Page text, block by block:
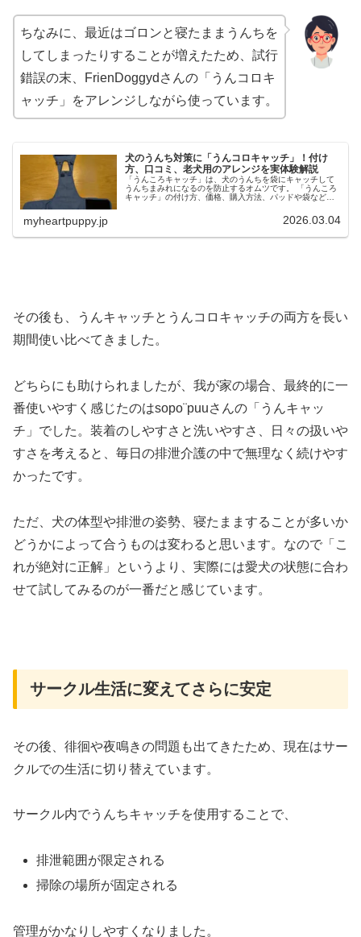
ちなみに、最近はゴロンと寝たままうんちを
してしまったりすることが増えたため、試行
錯誤の末、FrienDoggydさんの「うんコロキ
ャッチ」をアレンジしながら使っています。
犬のうんち対策に「うんコロキャッチ」！付け
方、口コミ、老犬用のアレンジを実体験解説
「うんころキャッチ」は、犬のうんちを袋にキャッチして
うんちまみれになるのを防止するオムツです。 「うんころ
キャッチ」の付け方、価格、購入方法、パッドや袋などの
リジナルのアレンジ方法についても紹介します。
myheartpuppy.jp 2026.03.04
その後も、うんキャッチとうんコロキャッチの両方を長い
期間使い比べてきました。
どちらにも助けられましたが、我が家の場合、最終的に一
番使いやすく感じたのはsopo¨puuさんの「うんキャッ
チ」でした。装着のしやすさと洗いやすさ、日々の扱いや
すさを考えると、毎日の排泄介護の中で無理なく続けやす
かったです。
ただ、犬の体型や排泄の姿勢、寝たまますることが多いか
どうかによって合うものは変わると思います。なので「こ
れが絶対に正解」というより、実際には愛犬の状態に合わ
せて試してみるのが一番だと感じています。
サークル生活に変えてさらに安定
その後、徘徊や夜鳴きの問題も出てきたため、現在はサー
クルでの生活に切り替えています。
サークル内でうんちキャッチを使用することで、
排泄範囲が限定される
掃除の場所が固定される
管理がかなりしやすくなりました。